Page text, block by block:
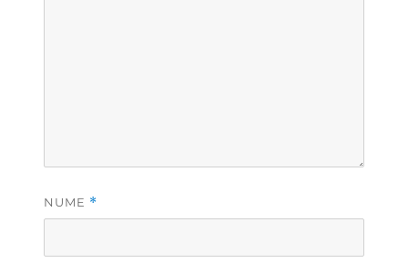
NUME *